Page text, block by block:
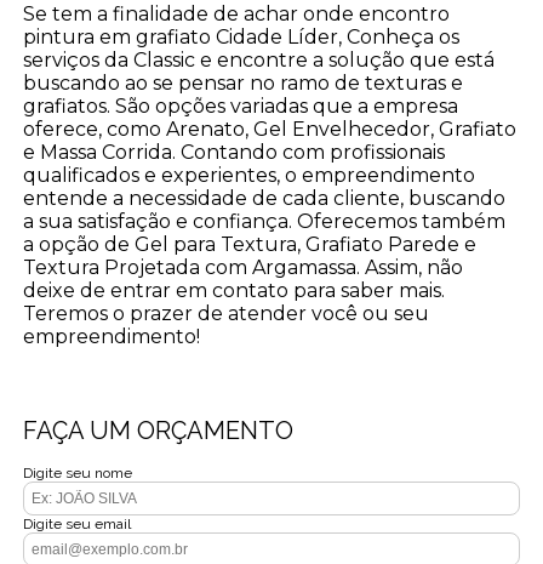
Se tem a finalidade de achar onde encontro
pintura em grafiato Cidade Líder, Conheça os
serviços da Classic e encontre a solução que está
buscando ao se pensar no ramo de texturas e
grafiatos. São opções variadas que a empresa
oferece, como Arenato, Gel Envelhecedor, Grafiato
e Massa Corrida. Contando com profissionais
qualificados e experientes, o empreendimento
entende a necessidade de cada cliente, buscando
a sua satisfação e confiança. Oferecemos também
a opção de Gel para Textura, Grafiato Parede e
Textura Projetada com Argamassa. Assim, não
deixe de entrar em contato para saber mais.
Teremos o prazer de atender você ou seu
empreendimento!
FAÇA UM ORÇAMENTO
Digite seu nome
Digite seu email